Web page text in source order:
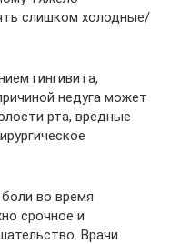
слишком холодные/
гингивита,
недуга может
рта, вредные
во время
срочное и
Врачи